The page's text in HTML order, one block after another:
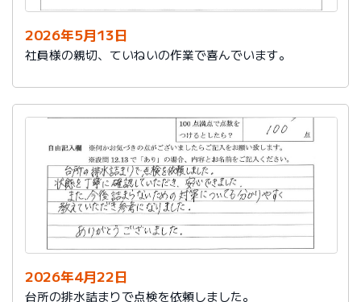
2026年5月13日
社員様の親切、ていねいの作業で喜んでいます。
2026年4月22日
台所の排水詰まりで点検を依頼しました。